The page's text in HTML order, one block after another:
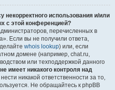
некорректного использования и/или
с этой конференцией?
перечисленных в
Если вы не получили ответа,
whois lookup) или, если
домене (например, chat.ru,
или техподдержкой данного
не имеет никакого контроля над
никакой ответственности за то,
Не обращайтесь к phpBB